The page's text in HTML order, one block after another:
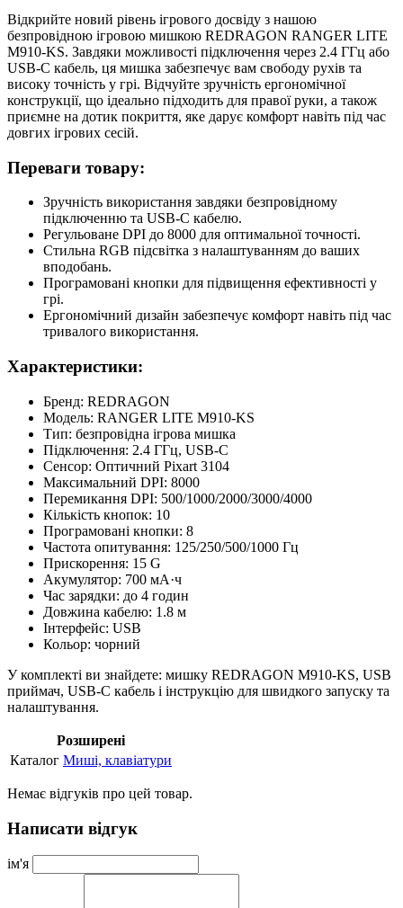
Відкрийте новий рівень ігрового досвіду з нашою
безпровідною ігровою мишкою REDRAGON RANGER LITE
M910-KS. Завдяки можливості підключення через 2.4 ГГц або
USB-C кабель, ця мишка забезпечує вам свободу рухів та
високу точність у грі. Відчуйте зручність ергономічної
конструкції, що ідеально підходить для правої руки, а також
приємне на дотик покриття, яке дарує комфорт навіть під час
довгих ігрових сесій.
Переваги товару:
Зручність використання завдяки безпровідному
підключенню та USB-C кабелю.
Регульоване DPI до 8000 для оптимальної точності.
Стильна RGB підсвітка з налаштуванням до ваших
вподобань.
Програмовані кнопки для підвищення ефективності у
грі.
Ергономічний дизайн забезпечує комфорт навіть під час
тривалого використання.
Характеристики:
Бренд: REDRAGON
Модель: RANGER LITE M910-KS
Тип: безпровідна ігрова мишка
Підключення: 2.4 ГГц, USB-C
Сенсор: Оптичний Pixart 3104
Максимальний DPI: 8000
Перемикання DPI: 500/1000/2000/3000/4000
Кількість кнопок: 10
Програмовані кнопки: 8
Частота опитування: 125/250/500/1000 Гц
Прискорення: 15 G
Акумулятор: 700 мА·ч
Час зарядки: до 4 годин
Довжина кабелю: 1.8 м
Інтерфейс: USB
Кольор: чорний
У комплекті ви знайдете: мишку REDRAGON M910-KS, USB
приймач, USB-C кабель і інструкцію для швидкого запуску та
налаштування.
Розширені
Каталог Миші, клавіатури
Немає відгуків про цей товар.
Написати відгук
ім'я